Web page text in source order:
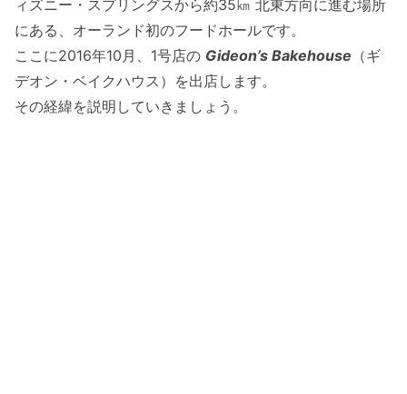
ィズニー・スプリングスから約35㎞ 北東方向に進む場所
にある、オーランド初のフードホールです。
ここに2016年10月、1号店の Gideon’s Bakehouse （ギ
デオン・ベイクハウス）を出店します。
その経緯を説明していきましょう。